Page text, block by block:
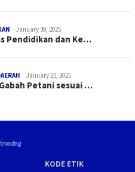
January 30, 2025
Pendidikan dan Ke…
January 25, 2025
Petani sesuai …
KODE ETIK